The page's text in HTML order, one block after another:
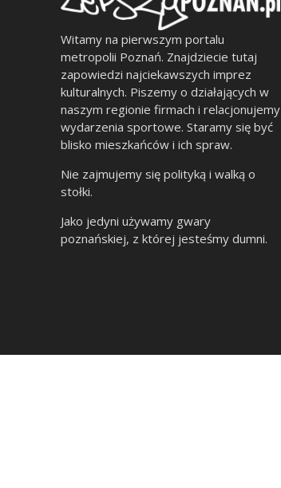
Witamy na pierwszym portalu
metropolii Poznań. Znajdziecie tutaj
zapowiedzi najciekawszych imprez
kulturalnych. Piszemy o działających w
naszym regionie firmach i relacjonujemy
wydarzenia sportowe. Staramy się być
blisko mieszkańców i ich spraw.
Nie zajmujemy się polityką i walką o
stołki.
Jako jedyni używamy gwary
poznańskiej, z której jesteśmy dumni.